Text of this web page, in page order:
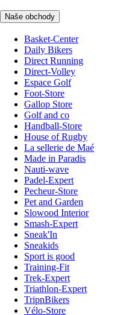
Naše obchody
Basket-Center
Daily Bikers
Direct Running
Direct-Volley
Espace Golf
Foot-Store
Gallop Store
Golf and co
Handball-Store
House of Rugby
La sellerie de Maé
Made in Paradis
Nauti-wave
Padel-Expert
Pecheur-Store
Pet and Garden
Slowood Interior
Smash-Expert
Sneak'In
Sneakids
Sport is good
Training-Fit
Trek-Expert
Triathlon-Expert
TripnBikers
Vélo-Store